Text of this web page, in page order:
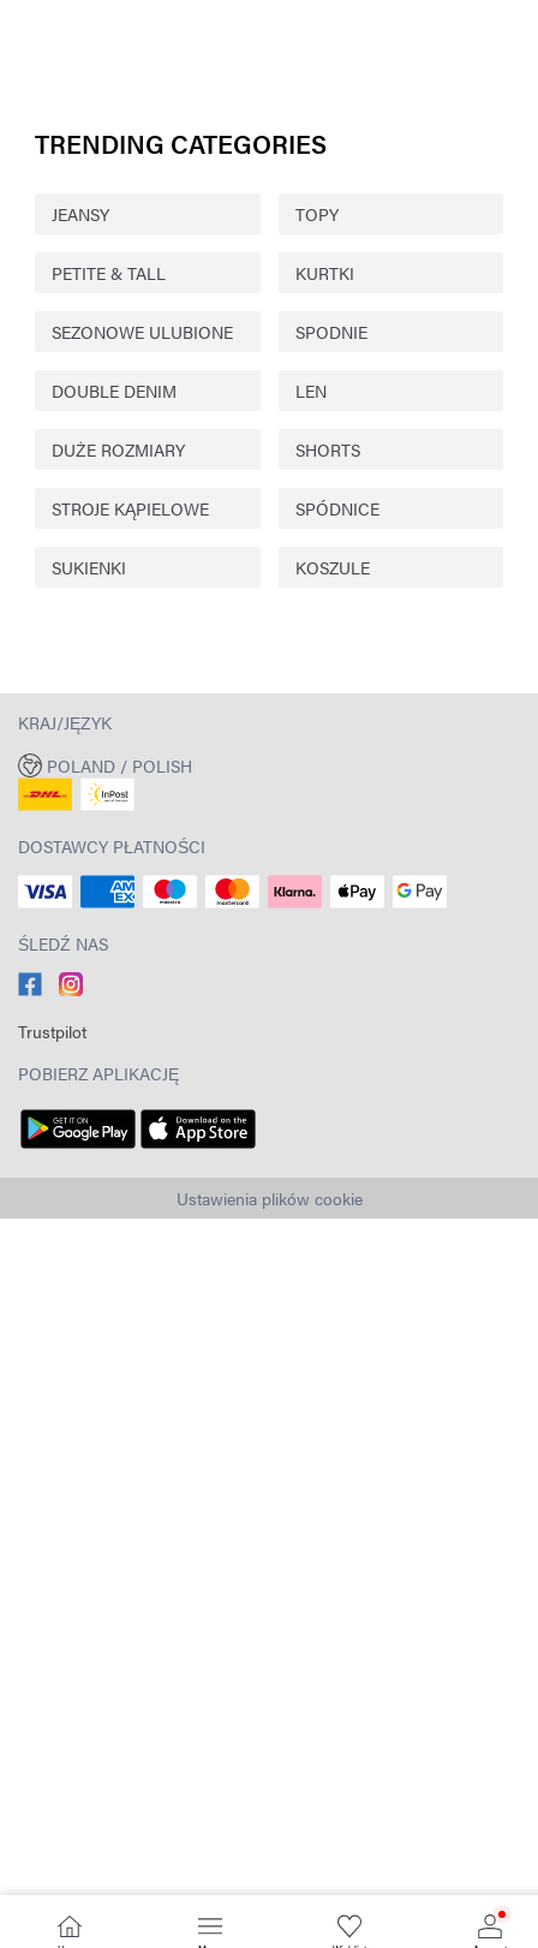
TRENDING CATEGORIES
JEANSY TOPY
PETITE & TALL KURTKI
SEZONOWE ULUBIONE SPODNIE
DOUBLE DENIM LEN
DUŻE ROZMIARY SHORTS
STROJE KĄPIELOWE SPÓDNICE
SUKIENKI KOSZULE
KRAJ/JĘZYK
POLAND / POLISH
DOSTAWCY PŁATNOŚCI
ŚLEDŹ NAS
Trustpilot
POBIERZ APLIKACJĘ
Ustawienia plików cookie